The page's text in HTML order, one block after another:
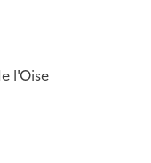
l'Oise